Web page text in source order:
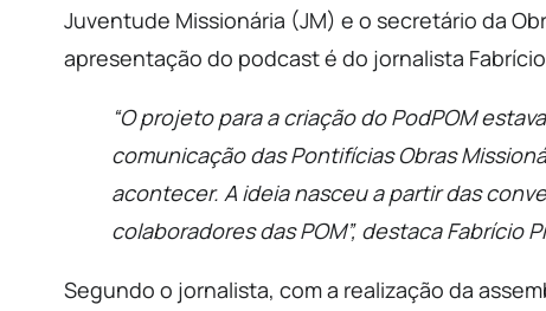
Juventude Missionária (JM) e o secretário da
apresentação do podcast é do jornalista
“O projeto para a criação do PodPOM
comunicação das Pontifícias Obras
acontecer. A ideia nasceu a partir das
colaboradores das POM”, destaca Fabrício
Segundo o jornalista, com a realização da